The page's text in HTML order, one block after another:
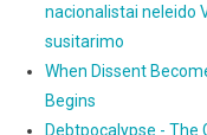
nacionalistai neleido
susitarimo
When Dissent
Begins
Debtpocalypse - The